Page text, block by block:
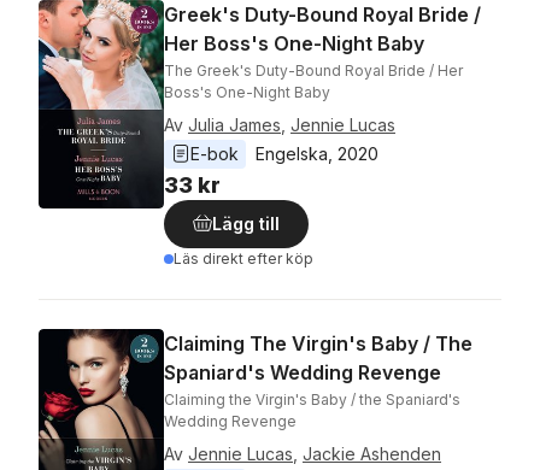
Greek's Duty-Bound Royal Bride /
Her Boss's One-Night Baby
The Greek's Duty-Bound Royal Bride / Her
Boss's One-Night Baby
Av Julia James Jennie Lucas
E-bok
Engelska 2020
33 kr
Lägg till
Läs direkt efter köp
Claiming The Virgin's Baby / The
Spaniard's Wedding Revenge
Claiming the Virgin's Baby / the Spaniard's
Wedding Revenge
Av Jennie Lucas Jackie Ashenden